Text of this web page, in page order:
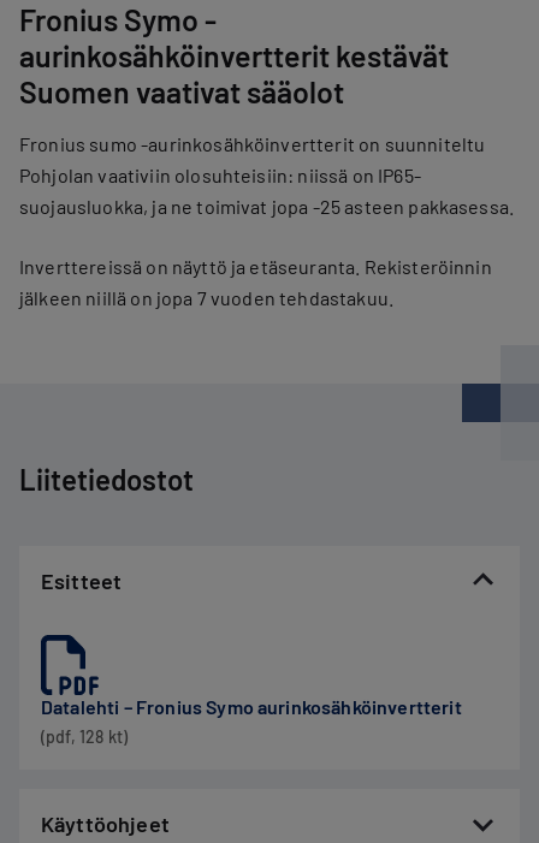
Fronius Symo -
aurinkosähköinvertterit kestävät
Suomen vaativat sääolot
Fronius sumo -aurinkosähköinvertterit on suunniteltu
Pohjolan vaativiin olosuhteisiin: niissä on IP65-
suojausluokka, ja ne toimivat jopa -25 asteen pakkasessa.
Inverttereissä on näyttö ja etäseuranta. Rekisteröinnin
jälkeen niillä on jopa 7 vuoden tehdastakuu.
Liitetiedostot
Esitteet
Datalehti – Fronius Symo aurinkosähköinvertterit
(pdf, 128 kt)
Käyttöohjeet